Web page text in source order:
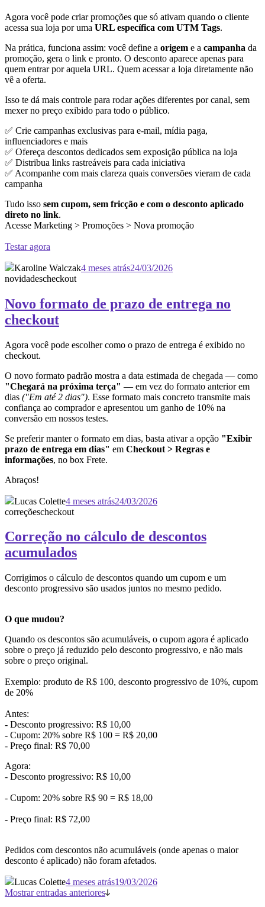
Agora você pode criar promoções que só ativam quando o cliente
acessa sua loja por uma URL específica com UTM Tags.
Na prática, funciona assim: você define a origem e a campanha da
promoção, gera o link e pronto. O desconto aparece apenas para
quem entrar por aquela URL. Quem acessar a loja diretamente não
vê a oferta.
Isso te dá mais controle para rodar ações diferentes por canal, sem
mexer no preço exibido para todo o público.
✅ Crie campanhas exclusivas para e-mail, mídia paga,
influenciadores e mais
✅ Ofereça descontos dedicados sem exposição pública na loja
✅ Distribua links rastreáveis para cada iniciativa
✅ Acompanhe com mais clareza quais conversões vieram de cada
campanha
Tudo isso sem cupom, sem fricção e com o desconto aplicado
direto no link.
Acesse Marketing > Promoções > Nova promoção
Testar agora
Karoline Walczak4 meses atrás24/03/2026
novidadescheckout
Novo formato de prazo de entrega no
checkout
Agora você pode escolher como o prazo de entrega é exibido no
checkout.
O novo formato padrão mostra a data estimada de chegada — como
"Chegará na próxima terça" — em vez do formato anterior em
dias ("Em até 2 dias"). Esse formato mais concreto transmite mais
confiança ao comprador e apresentou um ganho de 10% na
conversão em nossos testes.
Se preferir manter o formato em dias, basta ativar a opção "Exibir
prazo de entrega em dias" em Checkout > Regras e
informações, no box Frete.
Abraços!
Lucas Colette4 meses atrás24/03/2026
correçõescheckout
Correção no cálculo de descontos
acumulados
Corrigimos o cálculo de descontos quando um cupom e um
desconto progressivo são usados juntos no mesmo pedido.
O que mudou?
Quando os descontos são acumuláveis, o cupom agora é aplicado
sobre o preço já reduzido pelo desconto progressivo, e não mais
sobre o preço original.
Exemplo: produto de R$ 100, desconto progressivo de 10%, cupom
de 20%
Antes:
- Desconto progressivo: R$ 10,00
- Cupom: 20% sobre R$ 100 = R$ 20,00
- Preço final: R$ 70,00
Agora:
- Desconto progressivo: R$ 10,00
- Cupom: 20% sobre R$ 90 = R$ 18,00
- Preço final: R$ 72,00
Pedidos com descontos não acumuláveis (onde apenas o maior
desconto é aplicado) não foram afetados.
Lucas Colette4 meses atrás19/03/2026
Mostrar entradas anteriores